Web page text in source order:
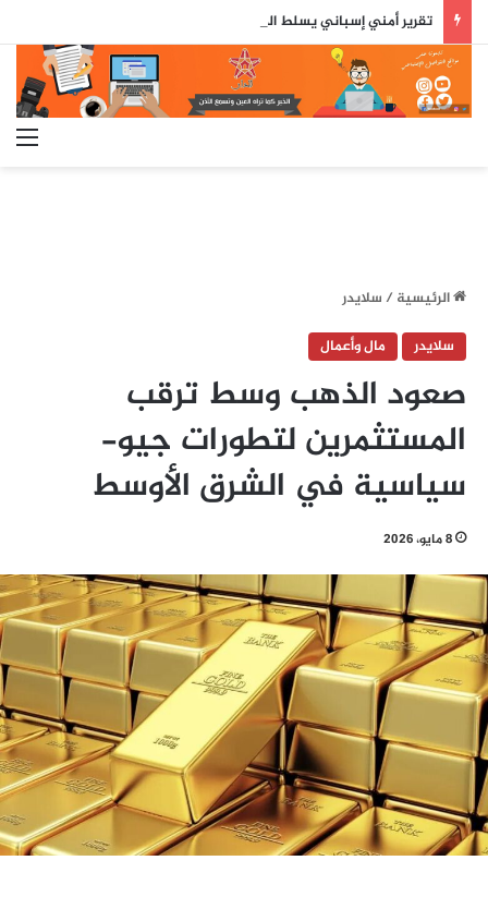
الرئيسية/ سلايدر
سلايدر
مال وأعمال
صعود الذهب وسط ترقب
المستثمرين لتطورات جيو-
سياسية في الشرق الأوسط
8 مايو، 2026